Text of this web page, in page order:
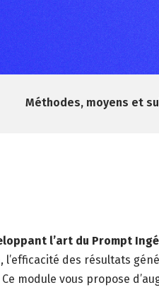
Méthodes, moyens et
l’art du Prompt
des résultats
Ce module vous propose